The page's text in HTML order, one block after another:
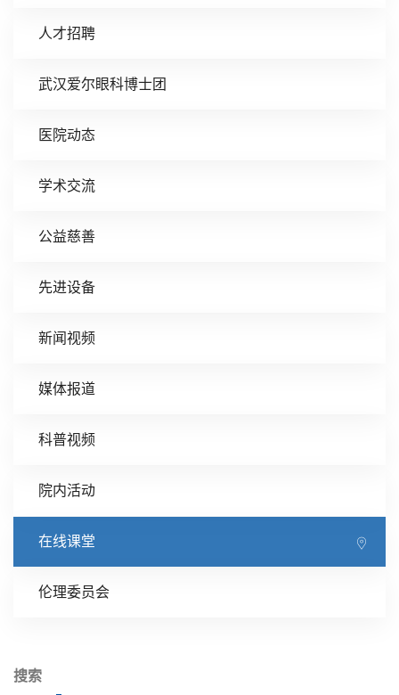
人才招聘
武汉爱尔眼科博士团
医院动态
学术交流
公益慈善
先进设备
新闻视频
媒体报道
科普视频
院内活动
在线课堂
伦理委员会
搜索